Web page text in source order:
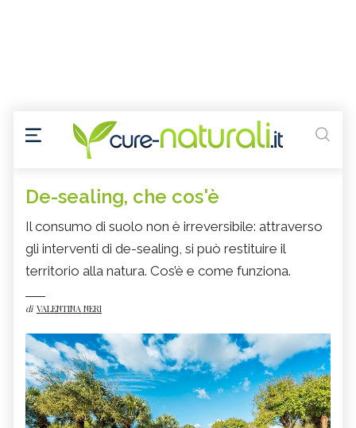
De-sealing, che cos'è
Il consumo di suolo non è irreversibile: attraverso
gli interventi di de-sealing, si può restituire il
territorio alla natura. Cos’è e come funziona.
di VALENTINA NERI